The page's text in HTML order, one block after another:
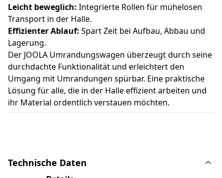
Leicht beweglich: Integrierte Rollen für mühelosen
Transport in der Halle.
Effizienter Ablauf: Spart Zeit bei Aufbau, Abbau und
Lagerung.
Der JOOLA Umrandungswagen überzeugt durch seine
durchdachte Funktionalität und erleichtert den
Umgang mit Umrandungen spürbar. Eine praktische
Lösung für alle, die in der Halle effizient arbeiten und
ihr Material ordentlich verstauen möchten.
Technische Daten